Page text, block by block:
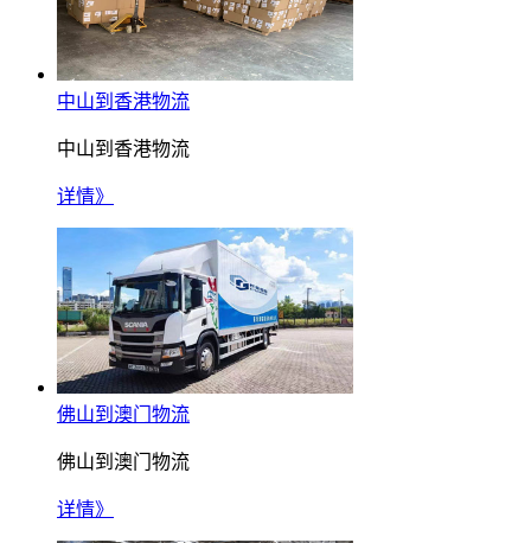
中山到香港物流
中山到香港物流
详情》
佛山到澳门物流
佛山到澳门物流
详情》